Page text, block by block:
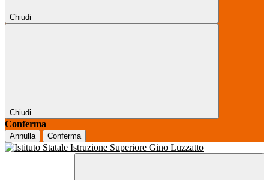
Chiudi
Chiudi
Conferma
Annulla Conferma